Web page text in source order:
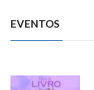
EVENTOS